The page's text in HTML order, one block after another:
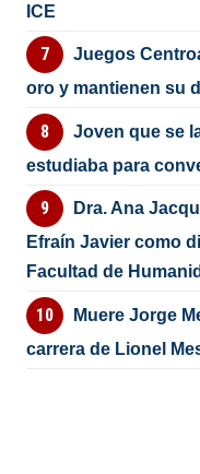
ICE
Juegos
oro y mantienen su
Joven que se
estudiaba para
Dra. Ana
Efraín Javier como
Facultad de
Muere Jorge
carrera de Lionel